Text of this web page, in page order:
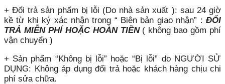
+ Đổi trả sản phẩm bị lỗi (Do nhà sản xuất ): sau 24 giờ
kề từ khi ký xác nhận trong “ Biên bản giao nhận” : ĐỔI
TRẢ MIỄN PHÍ HOẶC HOÀN TIỀN( không bao gồm phí
vận chuyển )
+ Sản phẩm “Không bị lỗi” hoặc “Bị lỗi” do NGƯỜI SỬ
DỤNG: Không áp dụng đổi trả hoặc khách hàng chịu chi
phí sửa chữa.